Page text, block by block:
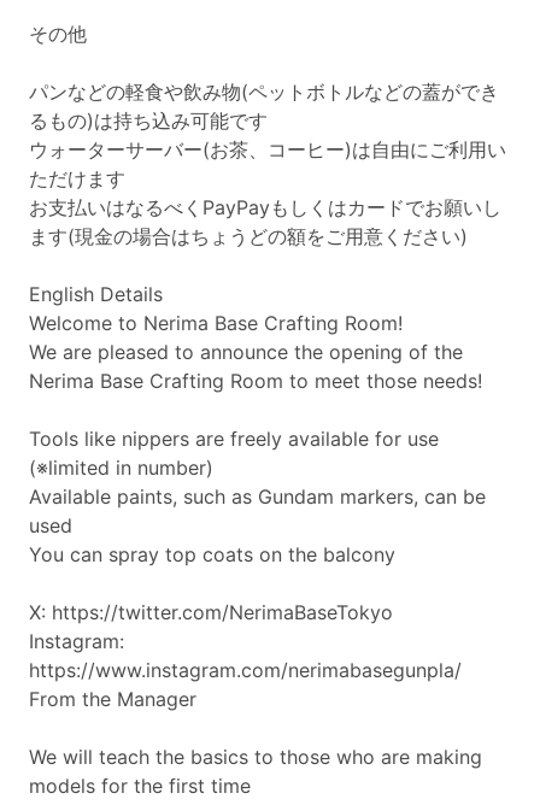
その他
パンなどの軽食や飲み物(ペットボトルなどの蓋ができ
るもの)は持ち込み可能です
ウォーターサーバー(お茶、コーヒー)は自由にご利用い
ただけます
お支払いはなるべくPayPayもしくはカードでお願いし
ます(現金の場合はちょうどの額をご用意ください)
English Details
Welcome to Nerima Base Crafting Room!
We are pleased to announce the opening of the
Nerima Base Crafting Room to meet those needs!
Tools like nippers are freely available for use
(※limited in number)
Available paints, such as Gundam markers, can be
used
You can spray top coats on the balcony
X: https://twitter.com/NerimaBaseTokyo
Instagram:
https://www.instagram.com/nerimabasegunpla/
From the Manager
We will teach the basics to those who are making
models for the first time